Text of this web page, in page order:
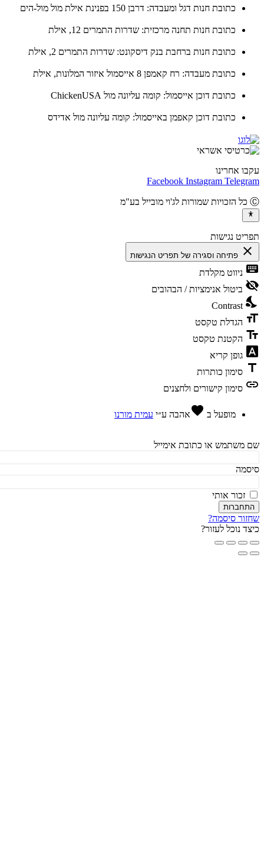
כתובת חנות דגל ומעבדה: דרבן 150 בפנינת אילת מול מול-הים
כתובת חנות תחנה מרכזית: שדרות התמרים 12, אילת
כתובת חנות ברחבת בנק דיסקונט: שדרות התמרים 2, אילת
כתובת מעבדה: רח קאמפן 8 אייסמול איזור המלונות, אילת
כתובת דוכן אייסמול: קומה עליונה מול ChickenUSA
כתובת דוכן קאפמן באייסמול: קומה עליונה מול אדידס
אחרינו
Facebook Instagram
נגישות
פתיחה וסגירה של תפריט הנגישות
ניווט מקלדת
ביטול אנימציות / הבהובים
Contrast
הגדלת טקסט
הקטנת טקסט
גופן קריא
סימון כותרות
סימון קישורים ולחצנים
מופעל בfavorite אהבהע״י עמית מורנו
או כתובת אימייל
זכור אותי
סיסמה?
נוכל לעזור?